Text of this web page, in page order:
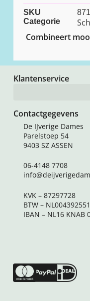
SKU
Categorie
Combineert
Klantenservice
Contactgegevens
De IJverige Dames
Parelstoep 54
9403 SZ ASSEN
06-4148 7708
KVK – 87297728
BTW –
IBAN – NL16 KNAB